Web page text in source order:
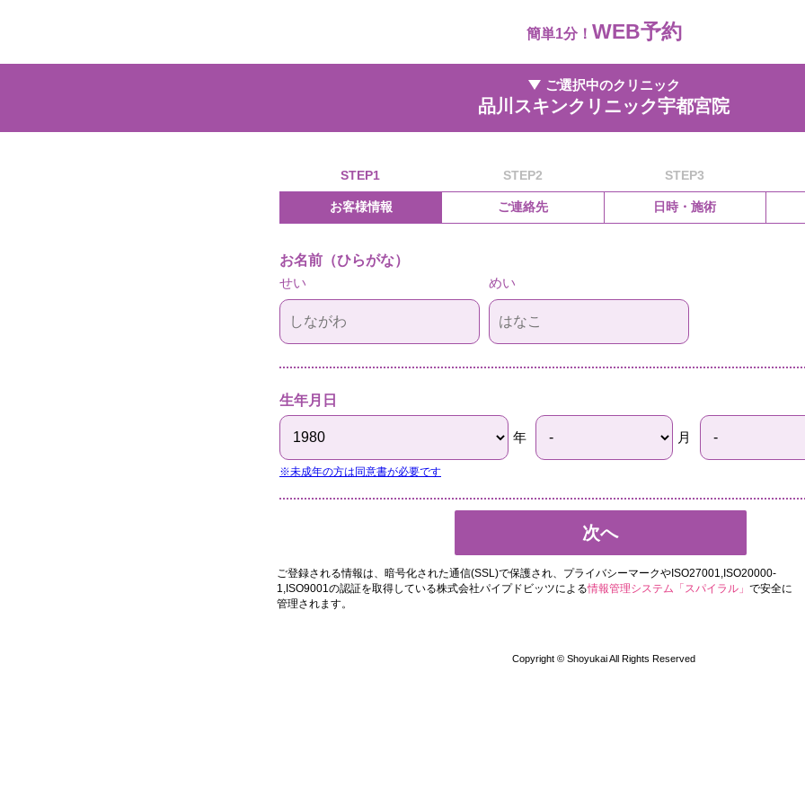
簡単1分！ WEB予約
ご選択中のクリニック
品川スキンクリニック宇都宮院
STEP1 STEP2 STEP3
お客様情報 ご連絡先 日時・施術
お名前（ひらがな）
せい
めい
生年月日
年 月
※未成年の方は同意書が必要です
次へ
ご登録される情報は、暗号化された通信(SSL)で保護され、プライバシーマークやISO27001,ISO20000-
1,ISO9001の認証を取得している株式会社パイプドビッツによる情報管理システム「スパイラル」 で安全に
管理されます。
Copyright © Shoyukai All Rights Reserved